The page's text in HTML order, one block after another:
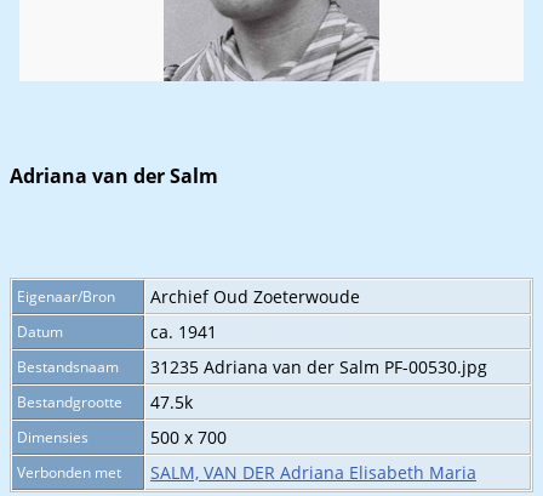
Adriana van der Salm
Eigenaar/Bron Archief Oud Zoeterwoude
Datum ca. 1941
Bestandsnaam 31235 Adriana van der Salm PF-00530.jpg
Bestandgrootte 47.5k
Dimensies 500 x 700
Verbonden met SALM, VAN DER Adriana Elisabeth Maria